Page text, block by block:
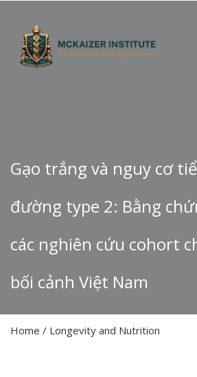
Gạo trắng và nguy cơ
đường type 2: Bằng
các nghiên cứu cohort
bối cảnh Việt Nam
Home / Longevity and Nutrition